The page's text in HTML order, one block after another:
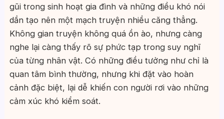
gũi trong sinh hoạt gia đình và những điều khó nói
dần tạo nên một mạch truyện nhiều căng thẳng.
Không gian truyện không quá ồn ào, nhưng càng
nghe lại càng thấy rõ sự phức tạp trong suy nghĩ
của từng nhân vật. Có những điều tưởng như chỉ là
quan tâm bình thường, nhưng khi đặt vào hoàn
cảnh đặc biệt, lại dễ khiến con người rơi vào những
cảm xúc khó kiểm soát.